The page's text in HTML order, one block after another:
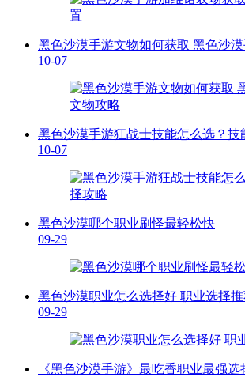
黑色沙漠手游文物如何获取 黑色沙
10-07
黑色沙漠手游狂战士技能怎么选？技
10-07
黑色沙漠哪个职业刷怪最轻松快
09-29
黑色沙漠职业怎么选择好 职业选择
09-29
《黑色沙漠手游》最吃香职业最强选